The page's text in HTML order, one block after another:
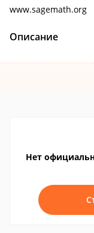
www.sagemath.org
Описание
Нет